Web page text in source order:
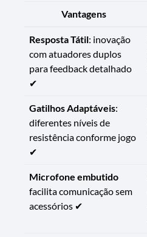
Vantagens
Resposta Tátil: inovação
com atuadores duplos
para feedback detalhado
✔
Gatilhos Adaptáveis:
diferentes níveis de
resistência conforme jogo
✔
Microfone embutido
facilita comunicação sem
acessórios ✔